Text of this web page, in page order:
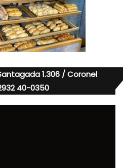
Santagada 1.306 / Coronel
40-0350